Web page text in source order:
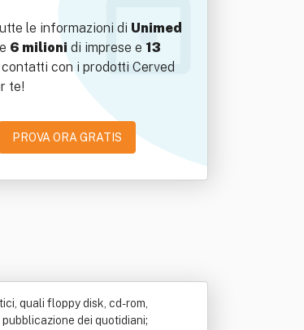
le informazioni di Unimed
6 milioni di imprese e 13
con i prodotti Cerved
te!
PROVA ORA GRATIS
quali floppy disk, cd-rom,
dei quotidiani;